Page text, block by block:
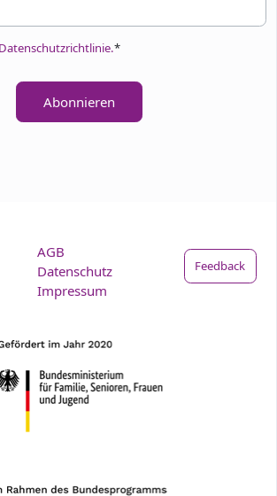
Datenschutzrichtlinie.*
Abonnieren
AGB
Datenschutz
Impressum
Feedback